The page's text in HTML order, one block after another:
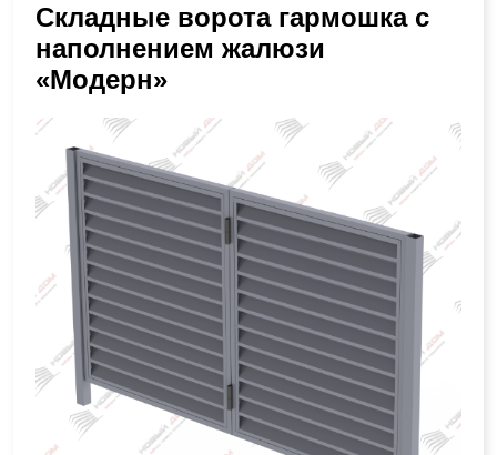
Складные ворота гармошка с
наполнением жалюзи
«Модерн»